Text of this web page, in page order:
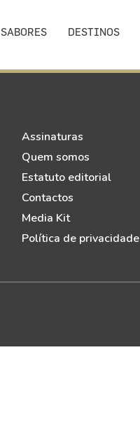
SABORES DESTINOS
Assinaturas
Quem somos
Estatuto editorial
Contactos
Media Kit
Política de privacidade